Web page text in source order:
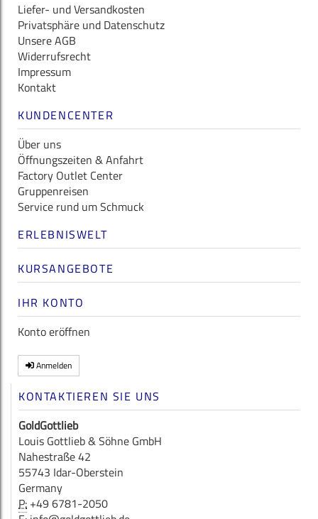
Liefer- und Versandkosten
Privatsphäre und Datenschutz
Unsere AGB
Widerrufsrecht
Impressum
Kontakt
KUNDENCENTER
Über uns
Öffnungszeiten & Anfahrt
Factory Outlet Center
Gruppenreisen
Service rund um Schmuck
ERLEBNISWELT
KURSANGEBOTE
IHR KONTO
Konto eröffnen
Anmelden
KONTAKTIEREN SIE UNS
GoldGottlieb
Louis Gottlieb & Söhne GmbH
Nahestraße 42
55743 Idar-Oberstein
Germany
P: +49 6781-2050